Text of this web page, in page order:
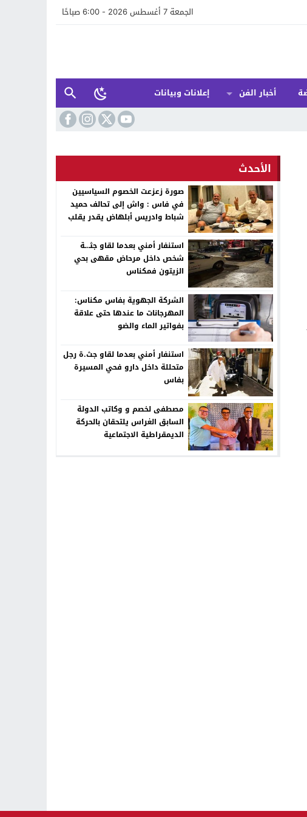
الجمعة 7 أغسطس 2026 - 6:00 صباحًا
أخبار الفن
إعلانات وبيانات
الأحدث
صورة زعزعت الخصوم السياسيين
في فاس : واش إلى تحالف حميد
شباط وادريس أبلهاض يقدر يقلب
استنفار أمني بعدما لقاو جثـ.ـة
شخص داخل مرحاض مقهى بحي
الزيتون فمكناس
الشركة الجهوية بفاس مكناس:
المهرجانات ما عندها حتى علاقة
بفواتير الماء والضو
استنفار أمني بعدما لقاو جث.ة رجل
متحللة داخل دارو فحي المسيرة
بفاس
مصطفى لخصم و وكاتب الدولة
السابق الغراس يلتحقان بالحركة
الديمقراطية الاجتماعية